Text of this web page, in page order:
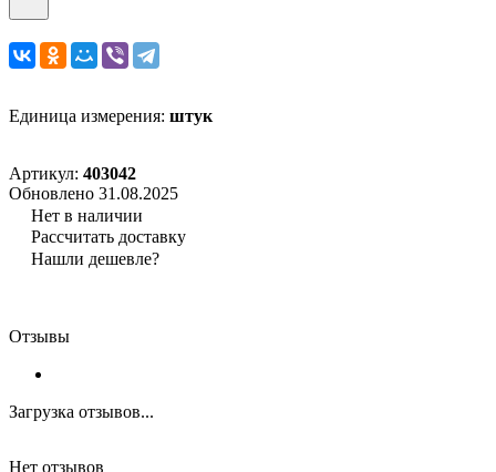
Единица измерения: штук
Артикул: 403042
Обновлено 31.08.2025
Нет в наличии
Рассчитать доставку
Нашли дешевле?
Отзывы
Загрузка отзывов...
Нет отзывов